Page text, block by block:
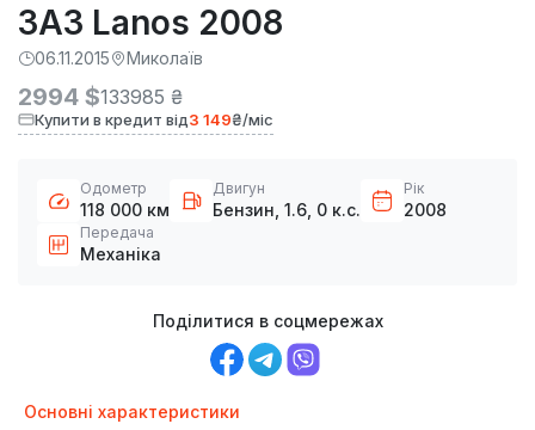
ЗАЗ Lanos 2008
06.11.2015 Миколаїв
2994 $133985 ₴
Купити в кредит від3 149₴/міс
Одометр
118 000 км
Двигун
Бензин, 1.6, 0 к.с.
Рік
2008
Передача
Механіка
Поділитися в соцмережах
Основні характеристики